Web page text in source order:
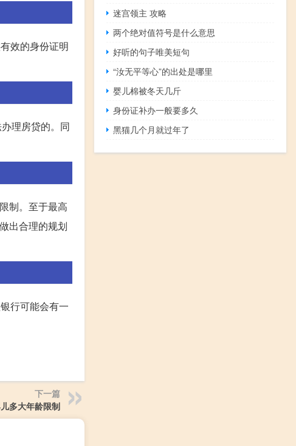
效的身份证明
理房贷的。同
制。至于最高
出合理的规划
行可能会有一
下一篇
多大年龄限制
迷宫领主 攻略
两个绝对值符号是什么意思
好听的句子唯美短句
“汝无平等心”的出处是哪里
婴儿棉被冬天几斤
身份证补办一般要多久
黑猫几个月就过年了